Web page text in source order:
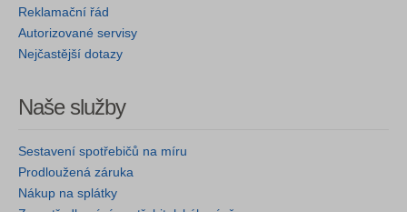
Reklamační řád
Autorizované servisy
Nejčastější dotazy
Naše služby
Sestavení spotřebičů na míru
Prodloužená záruka
Nákup na splátky